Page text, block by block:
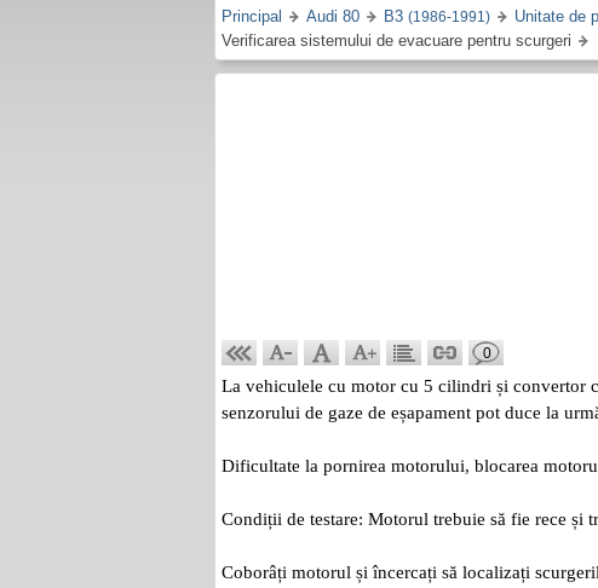
Principal Audi 80 B3 (1986-1991) Unitate de
Verificarea sistemului de evacuare pentru scurgeri
0
La vehiculele cu motor cu 5 cilindri și convertor
senzorului de gaze de eșapament pot duce la
Dificultate la pornirea motorului, blocarea
Condiții de testare: Motorul trebuie să fie rece și
Coborâți motorul și încercați să localizați